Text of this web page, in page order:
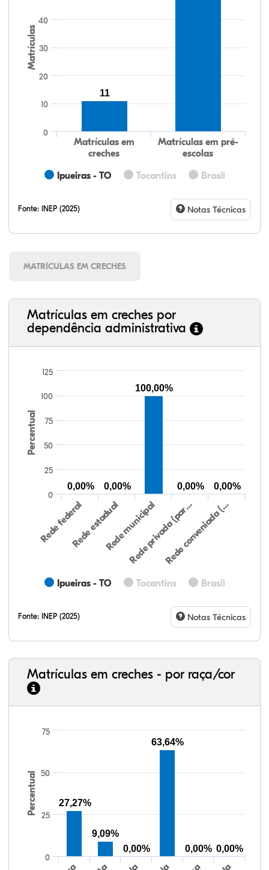
Matrículas
Ipueiras - TO Tocantins Brasil
Matrículas em
creches
Matrículas em pré-
escolas
0
10
20
30
40
11
Fonte: INEP (2025) Notas Técnicas
MATRÍCULAS EM CRECHES
Matrículas em creches por
dependência administrativa
Percentual
Ipueiras - TO Tocantins Brasil
Rede federalRede estadualRede municipal
Rede privada (par…Rede conveniada (…
0
25
50
75
100
125
0,00% 0,00%
100,00%
0,00% 0,00%
Fonte: INEP (2025) Notas Técnicas
Matrículas em creches - por raça/cor
Percentual
0
25
50
75
27,27%
9,09%
0,00%
63,64%
0,00% 0,00%